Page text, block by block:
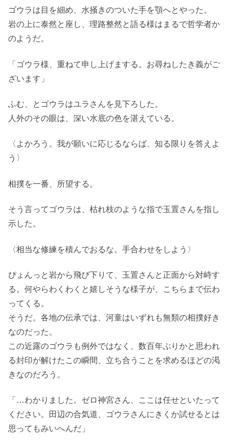
ゴウラは目を細め、水掻きのついた手を顎へとやった。
岩の上に泰然と座し、理路整然と語る様はまるで哲学者か
のようだ。
「ゴウラ様、重ねて申し上げまする。お尋ねしたき義がご
ざいます」
ふむ、とゴウラはユラさんを見下ろした。
人外のその眼は、深い水底の色を湛えている。
〈よかろう。我が願いに応じるならば、知る限りを答えよ
う〉
相撲を一番、所望する。
そう言ってゴウラは、枯れ枝のような指で玉置さんを指し
示した。
〈相当な修練を積んでおるな。手合わせをしよう〉
ぴょんっと岩から飛び下りて、玉置さんと正面から対峙す
る。何やらわくわくと嬉しそうな様子が、こちらまで伝わ
ってくる。
そうだ。各地の伝承では、河童はいずれも無類の相撲好き
なのだった。
この近露のゴウラも例外ではなく、数百年ぶりかと思われ
る封印が解けたこの瞬間、立ち合うことを求めるほどの渇
きなのだろう。
「…わかりました。ゼロ神宮さん、ここは任せといたって
ください。田辺の合気道、ゴウラさんにきくか試せるとは
思ってもみいへんだ」